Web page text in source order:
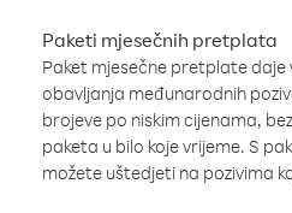
Paketi mjesečnih pretplata
Paket mjesečne pretplate daje
obavljanja međunarodnih
brojeve po niskim cijenama,
paketa u bilo koje vrijeme. S
možete uštedjeti na pozivima